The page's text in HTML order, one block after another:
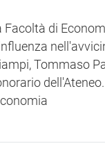
di
Tommaso
dell'Ateneo.